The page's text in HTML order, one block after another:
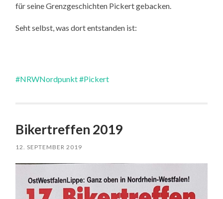
für seine Grenzgeschichten Pickert gebacken.
Seht selbst, was dort entstanden ist:
#NRWNordpunkt#Pickert
Bikertreffen 2019
12. SEPTEMBER 2019